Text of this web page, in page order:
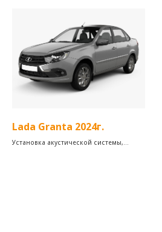
Lada Granta 2024г.
Установка акустической системы,